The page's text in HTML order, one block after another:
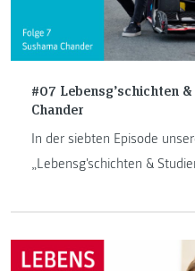
#07 Lebensg’schichten
Chander
In der siebten Episode
„Lebensg'schichten &